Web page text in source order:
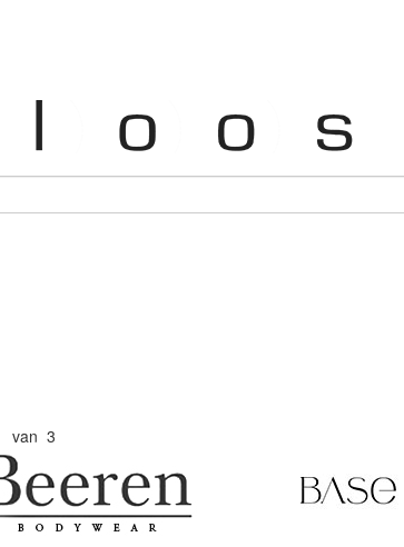
van 3